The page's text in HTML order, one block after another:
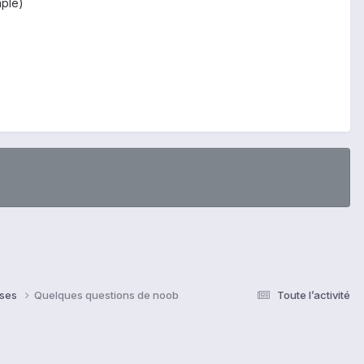
Toute l’activité
Quelques questions de noob